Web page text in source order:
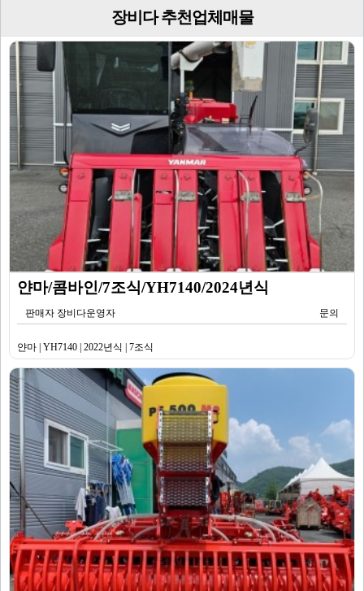
장비다 추천업체매물
얀마/콤바인/7조식/YH7140/2024년식
판매자 장비다운영자 문의
얀마 | YH7140 | 2022년식 | 7조식